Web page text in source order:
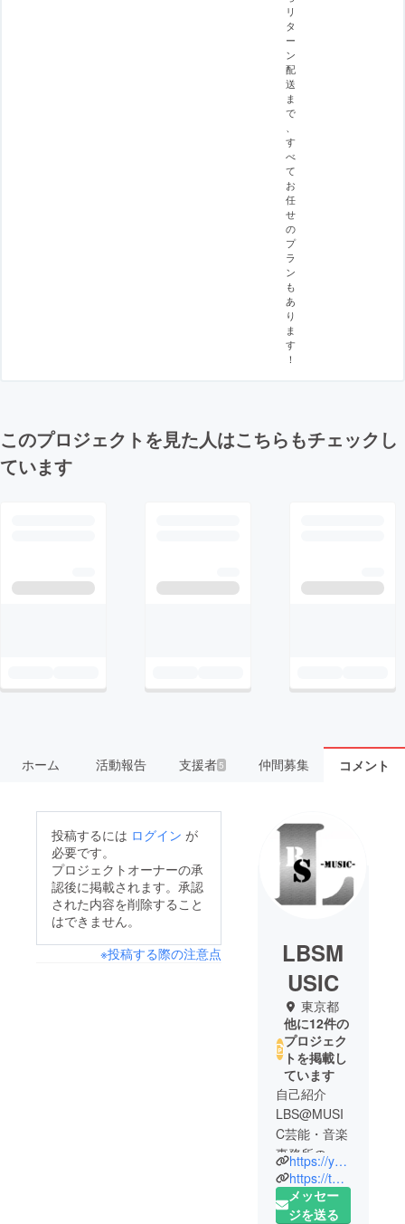
リ
タ
ー
ン
配
送
ま
で
す
べ
て
お
任
せ
の
プ
ラ
ン
も
あ
り
ま
す
！
このプロジェクトを見た人はこちらもチェックし
ています
ホーム 活動報告 支援者5 仲間募集 コメント
投稿するには ログイン が
必要です。
プロジェクトオーナーの承
認後に掲載されます。承認
された内容を削除すること
はできません。
※投稿する際の注意点
LBSM
USIC
東京都
他に12件の
プロジェク
トを掲載し
ています
自己紹介
LBS@MUSI
C芸能・音楽
事務所の加
藤です。
年齢を問わ
ず純粋に夢
https://y-studio.jimdo.com/
https://twitter.com/lbsmusic_ongaku
メッセー
ジを送る